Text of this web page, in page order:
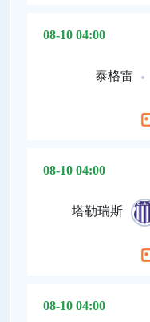
08-10 04:00
泰格雷
08-10 04:00
塔勒瑞斯
08-10 04:00